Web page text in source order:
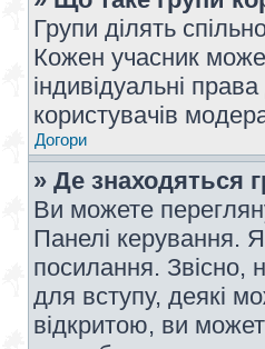
Групи ділять
Кожен учасник може
індивідуальні
користувачів
Догори
» Де знаходяться
Ви можете
Панелі керування.
посилання. Звісно,
для вступу, деякі
відкритою, ви